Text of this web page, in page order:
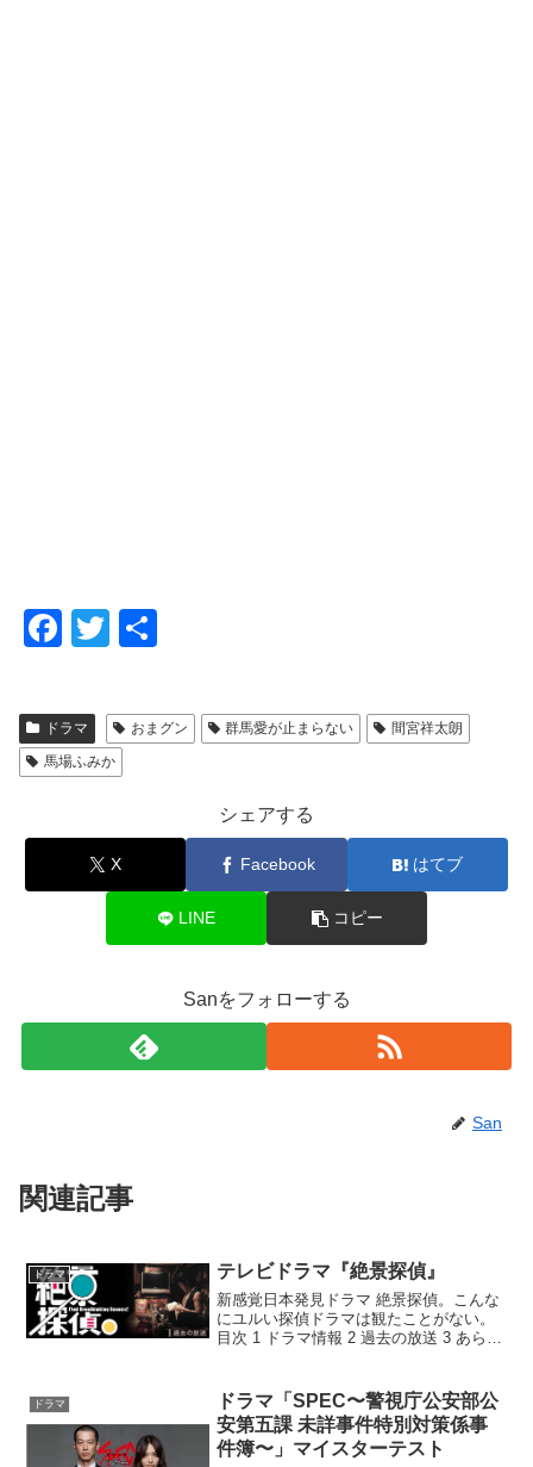
F
c
e
b
k
T
tt
er
ドラマ おまグン 群馬愛が止まらない
間宮祥太朗
馬場ふみか
シェアする
X Facebook はてブ
LINE コピー
Sanをフォローする
San
関連記事
ドラマ テレビドラマ『絶景探偵』
新感覚日本発見ドラマ 絶景探偵。こんな
にユルい探偵ドラマは観たことがない。
目次 1 ドラマ情報 2 過去の放送 3 あらす
ン1 第11話～第17話3 あ...
ドラマ
ドラマ「SPEC〜警視庁公安部公
安第五課 未詳事件特別対策係事
件簿〜」マイスターテスト